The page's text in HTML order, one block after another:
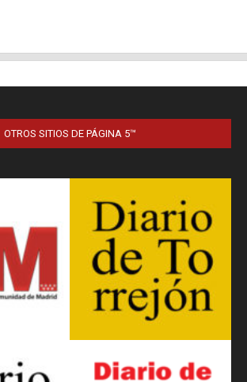
OTROS SITIOS DE PÁGINA 5™